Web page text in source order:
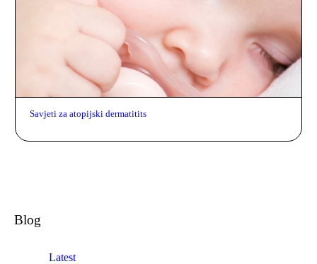
Savjeti za atopijski dermatitits
Blog
Latest